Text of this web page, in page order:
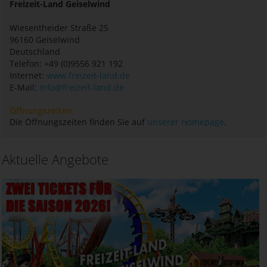
Freizeit-Land Geiselwind
Wiesentheider Straße 25
96160 Geiselwind
Deutschland
Telefon: +49 (0)9556 921 192
Internet: www.freizeit-land.de
E-Mail: info@freizeit-land.de
Öffnungszeiten:
Die Öffnungszeiten finden Sie auf unserer Homepage.
Aktuelle Angebote